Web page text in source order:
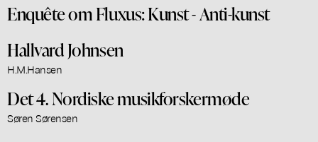
Enquête om Fluxus: Kunst - Anti-kunst
Hallvard Johnsen
H.M.Hansen
Det 4. Nordiske musikforskermøde
Søren Sørensen